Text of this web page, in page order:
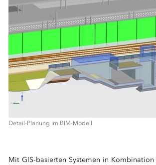
Detail-Planung im BIM-Modell
Mit GIS-basierten Systemen in